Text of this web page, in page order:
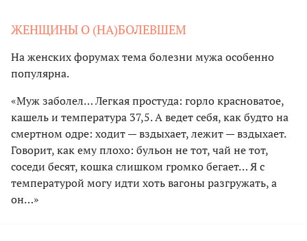
ЖЕНЩИНЫ О (НА)БОЛЕВШЕМ
На женских форумах тема болезни мужа особенно
популярна.
«Муж заболел… Легкая простуда: горло красноватое,
кашель и температура 37,5. А ведет себя, как будто на
смертном одре: ходит — вздыхает, лежит — вздыхает.
Говорит, как ему плохо: бульон не тот, чай не тот,
соседи бесят, кошка слишком громко бегает… Я с
температурой могу идти хоть вагоны разгружать, а
он…»